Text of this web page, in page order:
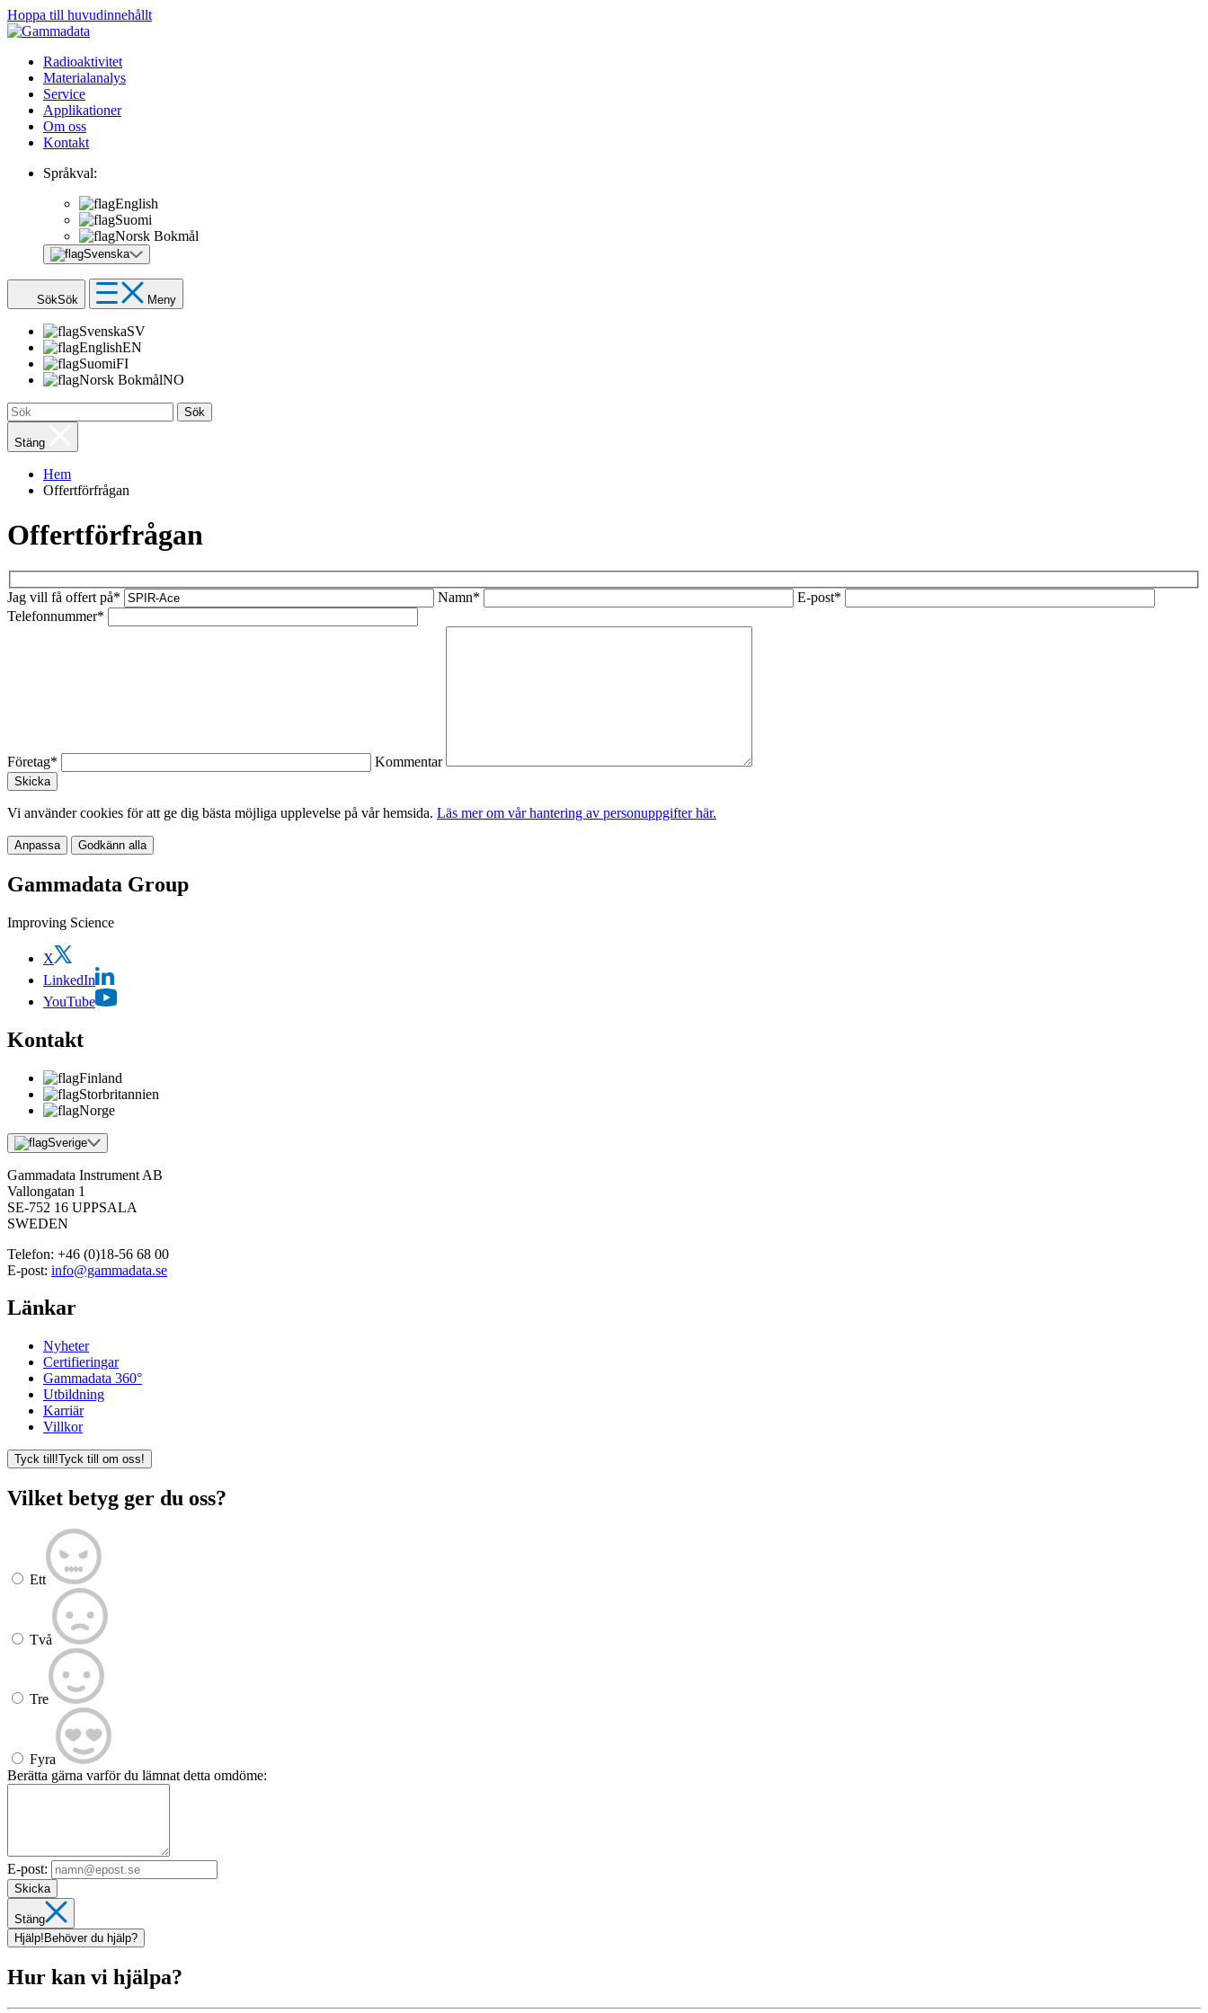
Hoppa till huvudinnehållt
Radioaktivitet
Materialanalys
Service
Applikationer
Om oss
Kontakt
Språkval:
English
Suomi
Norsk Bokmål
Svenska
SökSök Meny
SvenskaSV
EnglishEN
SuomiFI
Norsk BokmålNO
Sök
Stäng
Hem
Offertförfrågan
Offertförfrågan
Jag vill få offert på* Namn*
E-post*
Telefonnummer*
Företag* Kommentar
Vi använder cookies för att ge dig bästa möjliga upplevelse på vår hemsida. Läs mer om vår hantering av personuppgifter här.
Anpassa Godkänn alla
Gammadata Group
Improving Science
X
LinkedIn
YouTube
Kontakt
Finland
Storbritannien
Norge
Sverige
Gammadata Instrument AB
Vallongatan 1
SE-752 16 UPPSALA
SWEDEN
Telefon: +46 (0)18-56 68 00
E-post: info@gammadata.se
Länkar
Nyheter
Certifieringar
Gammadata 360°
Utbildning
Karriär
Villkor
Tyck till!Tyck till om oss!
Vilket betyg ger du oss?
Ett
Två
Tre
Fyra
Berätta gärna varför du lämnat detta omdöme:
E-post:
Skicka
Stäng
Hjälp! Behöver du hjälp?
Hur kan vi hjälpa?